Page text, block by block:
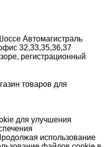
Автомагистраль
32,33,35,36,37
регистрационный
товаров для
для улучшения
использование